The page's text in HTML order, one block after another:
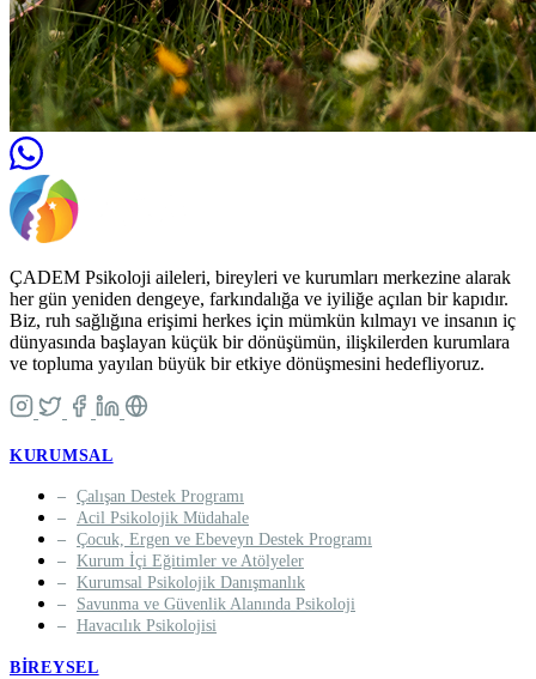
ÇADEM Psikoloji aileleri, bireyleri ve kurumları merkezine alarak
her gün yeniden dengeye, farkındalığa ve iyiliğe açılan bir kapıdır.
Biz, ruh sağlığına erişimi herkes için mümkün kılmayı ve insanın iç
dünyasında başlayan küçük bir dönüşümün, ilişkilerden kurumlara
ve topluma yayılan büyük bir etkiye dönüşmesini hedefliyoruz.
KURUMSAL
Çalışan Destek Programı
Acil Psikolojik Müdahale
Çocuk, Ergen ve Ebeveyn Destek Programı
Kurum İçi Eğitimler ve Atölyeler
Kurumsal Psikolojik Danışmanlık
Savunma ve Güvenlik Alanında Psikoloji
Havacılık Psikolojisi
BIREYSEL